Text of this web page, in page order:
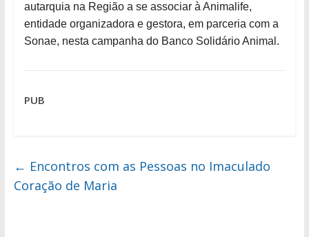
autarquia na Região a se associar à Animalife,
entidade organizadora e gestora, em parceria com a
Sonae, nesta campanha do Banco Solidário Animal.
PUB
← Encontros com as Pessoas no Imaculado
Coração de Maria